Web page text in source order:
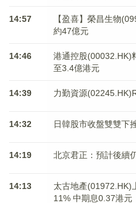
14:57
【盈喜】榮昌生物
約47億元
14:46
港通控股(00032.HK)
至3.4億港元
14:39 力勤資源
14:32 日韓股市收盤雙雙下
14:19 北京君正：預計後續
14:13
太古地產(01972.HK)
11% 中期息0.37港元